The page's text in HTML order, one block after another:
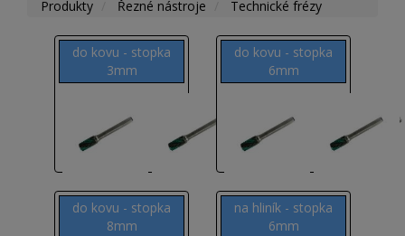
Produkty
Řezné nástroje Technické frézy
do kovu - stopka
3mm
do kovu - stopka
6mm
do kovu - stopka
8mm
na hliník - stopka
6mm